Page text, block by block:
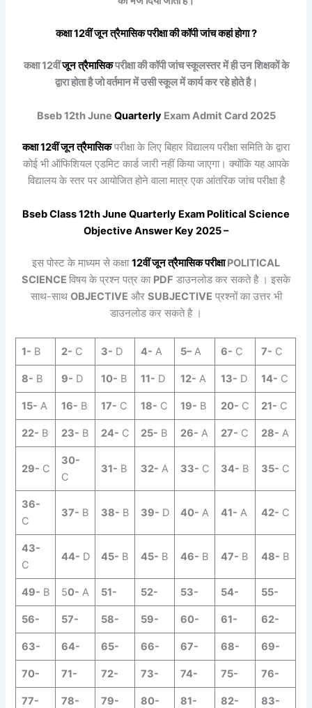
कक्षा 12वींजून त्रैमासिकपरीक्षा की कॉपी जांच कहां होगा ?
कक्षा 12वींजून त्रैमासिकपरीक्षा की कॉपी जांच स्कूलस्तर में ही उन शिक्षकों के
द्वारा होता है जो वर्तमान में उसी स्कूल में कार्य कर रहे होते है।
Bseb 12th June QuarterlyExam Admit Card 2025
कक्षा 12वींजून त्रैमासिकपरीक्षा के लिए बिहार विद्यालय परीक्षा समिति के द्वारा
कोई भी ऑफिशियल एडमिट कार्ड जारी नहीं किया जाएगा। क्योंकि यह आपके
विद्यालय के स्तर पर आयोजित होने वाला मात्र एक आंतरिक जांच परीक्षा है
Bseb Class 12th June Quarterly Exam Political Science
Objective Answer Key 2025 –
इस पोस्ट के माध्यम से कक्षा12वींजून त्रैमासिकपरीक्षाPOLITICAL
SCIENCE विषय के प्रश्न पत्र का PDF डाउनलोड कर सकते है । इसके
साथ-साथ OBJECTIVE और SUBJECTIVE प्रश्नों का उत्तर भी
डाउनलोड कर सकते है ।
1- B 2- C 3- D 4- A 5–A 6- C 7- C
8- B 9- D 10- B 11- D 12- A 13- D 14- C
15- A 16- B 17- C 18- C 19- B 20- C 21- C
22- B 23- B 24- C 25- B 26- A 27- C 28- A
29- C
30-
C
31- B 32- A 33- C 34- B 35- C
36-
C
37- B 38- B 39- D 40- A 41- A 42- C
43-
C
44- D 45- B 45- B 46- B 47- B 48- B
49- B 50- A 51- 52- 53- 54- 55-
56- 57- 58- 59- 60- 61- 62-
63- 64- 65- 66- 67- 68- 69-
70- 71- 72- 73- 74- 75- 76-
77- 78- 79- 80- 81- 82- 83-